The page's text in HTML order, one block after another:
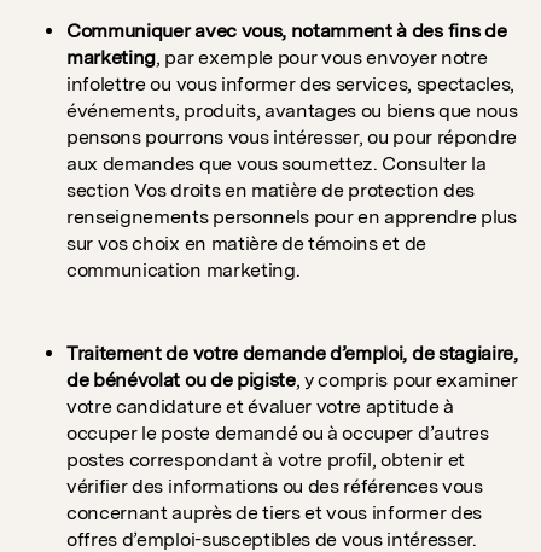
Communiquer avec vous, notamment à des fins de
marketing, par exemple pour vous envoyer notre
infolettre ou vous informer des services, spectacles,
événements, produits, avantages ou biens que nous
pensons pourrons vous intéresser, ou pour répondre
aux demandes que vous soumettez. Consulter la
section Vos droits en matière de protection des
renseignements personnels pour en apprendre plus
sur vos choix en matière de témoins et de
communication marketing.
Traitement de votre demande d’emploi, de stagiaire,
de bénévolat ou de pigiste, y compris pour examiner
votre candidature et évaluer votre aptitude à
occuper le poste demandé ou à occuper d’autres
postes correspondant à votre profil, obtenir et
vérifier des informations ou des références vous
concernant auprès de tiers et vous informer des
offres d’emploi-susceptibles de vous intéresser.